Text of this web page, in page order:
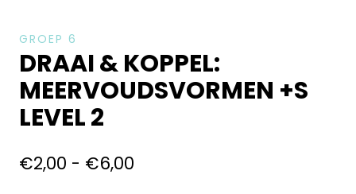
GROEP 6
DRAAI & KOPPEL:
MEERVOUDSVORMEN +S
LEVEL 2
€2,00 - €6,00